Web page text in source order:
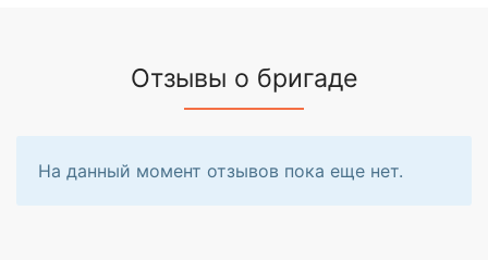
Отзывы о бригаде
На данный момент отзывов пока еще нет.